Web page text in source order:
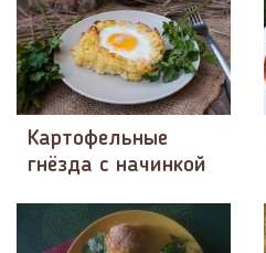
Картофельные
гнёзда с начинкой